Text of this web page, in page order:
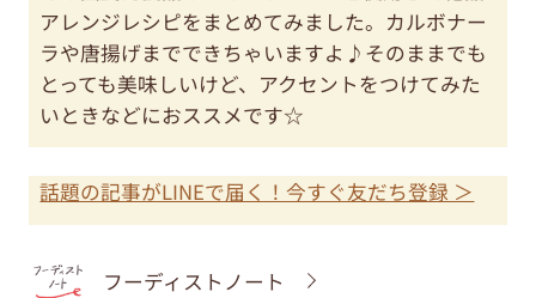
アレンジレシピをまとめてみました。カルボナー
ラや唐揚げまでできちゃいますよ♪そのままでも
とっても美味しいけど、アクセントをつけてみた
いときなどにおススメです☆
話題の記事がLINEで届く！今すぐ友だち登録 ＞
フーディストノート